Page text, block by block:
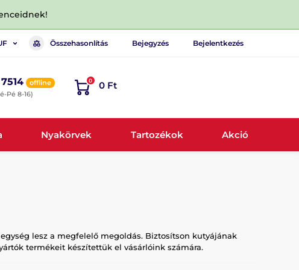
Összehasonlítás Bejegyzés Bejelentkezés
offline
Pé 8-16)
0 0 Ft
Nyakörvek Tartozékok Akció
lesz a megfelelő megoldás. Biztosítson kutyájának
termékeit készítettük el vásárlóink számára.